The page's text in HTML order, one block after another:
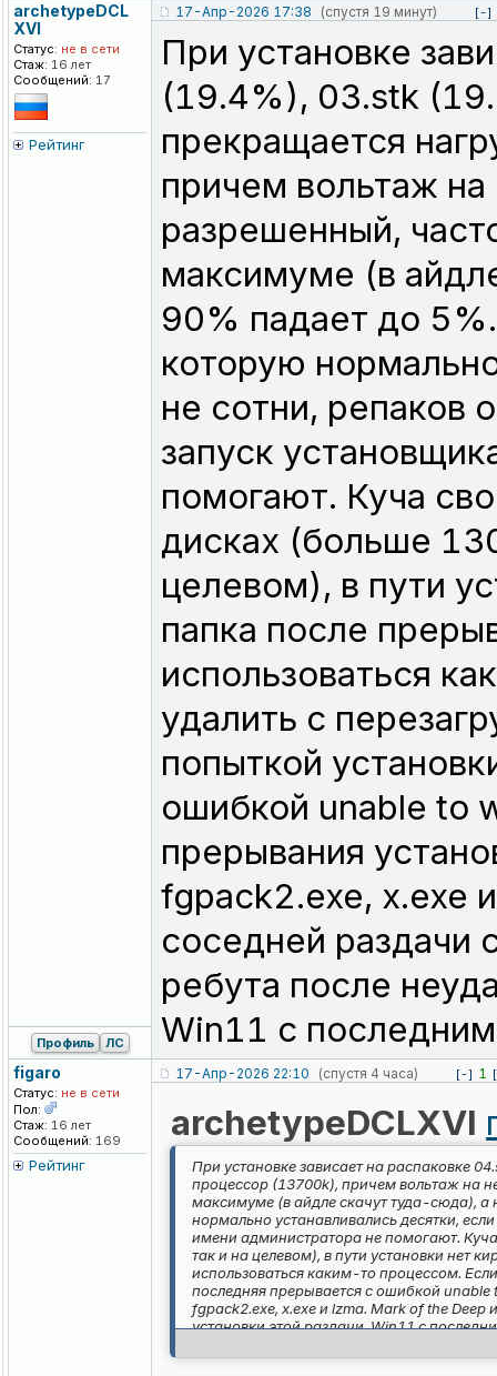
archetypeDCL
XVI
Статус: не в сети
Стаж: 16 лет
Сообщений: 17
Рейтинг
17-Апр-2026 17:38 (спустя 19 минут) [-]
При установке
(19.4%), 03.stk
прекращается
причем вольтаж на
разрешенный,
максимуме (в
90% падает до
которую
не сотни, репаков
запуск
помогают. Куча
дисках (больше
целевом), в пути
папка после
использоваться
удалить c
попыткой
ошибкой unable to
прерывания
fgpack2.exe, x.exe
соседней раздачи
ребута после
Win11 с
Профиль ЛС
figaro
Статус: не в сети
Пол:
Стаж: 16 лет
Сообщений: 169
Рейтинг
17-Апр-2026 22:10 (спустя 4 часа) [-] 1
archetypeDCLXVI
При установке зависает на распаковке
процессор (13700k), причем вольтаж на
максимуме (в айдле скачут туда-сюда), а
нормально устанавливались десятки,
имени администратора не помогают.
так и на целевом), в пути установки нет
использоваться каким-то процессом.
последняя прерывается с ошибкой unable
fgpack2.exe, x.exe и lzma. Mark of the Deep
установки этой раздачи. Win11 с